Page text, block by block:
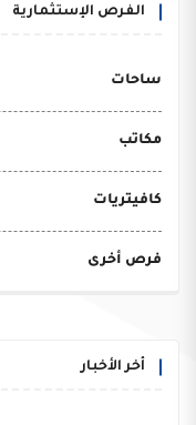
الفرص الإستثمارية
ساحات
مكاتب
كافيتريات
فرص أخرى
أخر الأخبار